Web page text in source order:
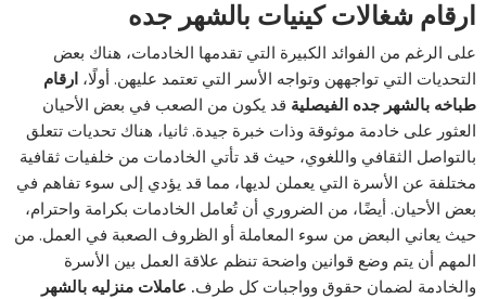
ارقام شغالات كينيات بالشهر جده
على الرغم من الفوائد الكبيرة التي تقدمها الخادمات، هناك بعض
التحديات التي تواجههن وتواجه الأسر التي تعتمد عليهن. أولًا،ارقام
طباخه بالشهر جده الفيصلية قد يكون من الصعب في بعض الأحيان
العثور على خادمة موثوقة وذات خبرة جيدة. ثانيا، هناك تحديات تتعلق
بالتواصل الثقافي واللغوي، حيث قد تأتي الخادمات من خلفيات ثقافية
مختلفة عن الأسرة التي يعملن لديها، مما قد يؤدي إلى سوء تفاهم في
بعض الأحيان. أيضًا، من الضروري أن تُعامل الخادمات بكرامة واحترام،
حيث يعاني البعض من سوء المعاملة أو الظروف الصعبة في العمل. من
المهم أن يتم وضع قوانين واضحة تنظم علاقة العمل بين الأسرة
والخادمة لضمان حقوق وواجبات كل طرف. عاملات منزليه بالشهر